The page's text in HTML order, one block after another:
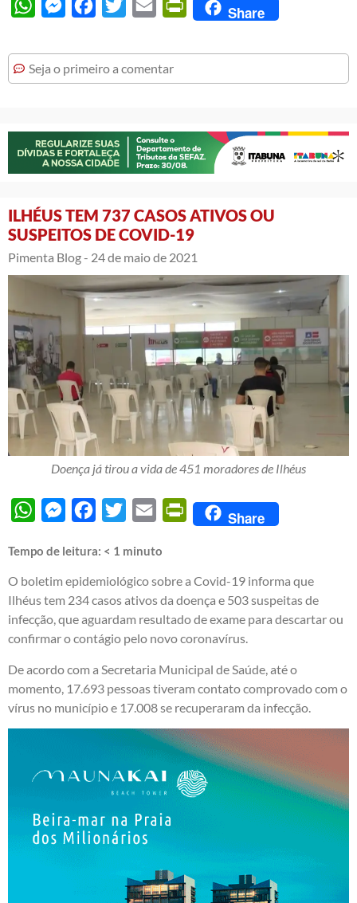
WhatsAppMessengerFacebook
Twitter Email PrintFriendly
Share
Seja o primeiro a comentar
ILHÉUS TEM 737 CASOS ATIVOS OU
SUSPEITOS DE COVID-19
Pimenta Blog - 24 de maio de 2021
Doença já tirou a vida de 451 moradores de Ilhéus
WhatsAppMessengerFacebook
Twitter Email PrintFriendly
Share
Tempo de leitura: < 1 minuto
O boletim epidemiológico sobre a Covid-19 informa que
Ilhéus tem 234 casos ativos da doença e 503 suspeitas de
infecção, que aguardam resultado de exame para descartar ou
confirmar o contágio pelo novo coronavírus.
De acordo com a Secretaria Municipal de Saúde, até o
momento, 17.693 pessoas tiveram contato comprovado com o
vírus no município e 17.008 se recuperaram da infecção.